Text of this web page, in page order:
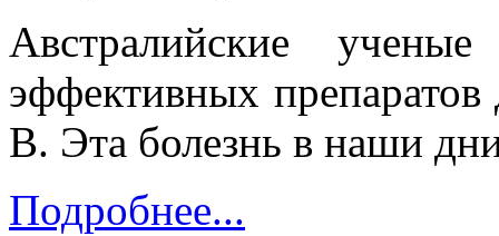
Австралийские
эффективных
В. Эта болезнь в наши
Подробнее...